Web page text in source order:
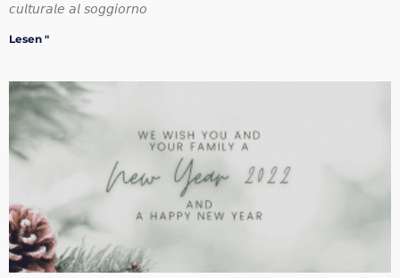
𝘤𝘶𝘭𝘵𝘶𝘳𝘢𝘭𝘦 𝘢𝘭 𝘴𝘰𝘨𝘨𝘪𝘰𝘳𝘯𝘰
Lesen "